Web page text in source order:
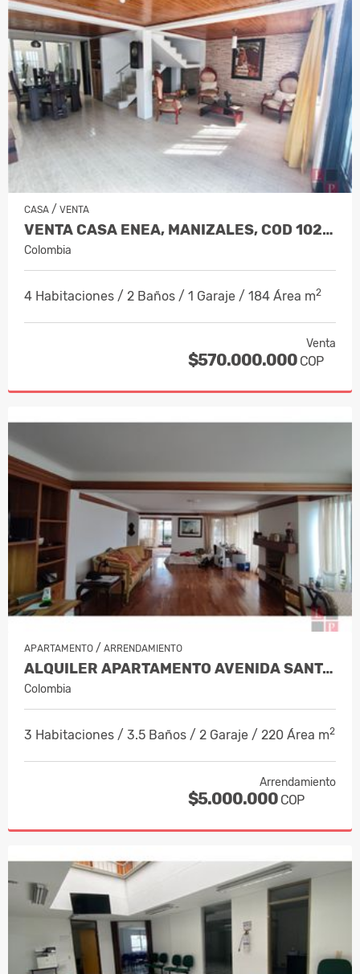
CASA / VENTA
VENTA CASA ENEA, MANIZALES, COD 1023…
Colombia
4 Habitaciones / 2 Baños / 1 Garaje / 184 Área m2
Venta
$570.000.000 COP
APARTAMENTO / ARRENDAMIENTO
ALQUILER APARTAMENTO AVENIDA SANTAND…
Colombia
3 Habitaciones / 3.5 Baños / 2 Garaje / 220 Área m2
Arrendamiento
$5.000.000 COP